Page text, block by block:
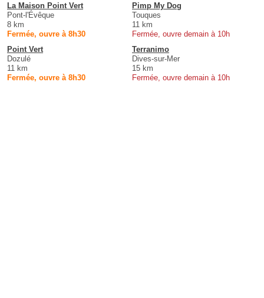
La Maison Point Vert
Pont-l'Évêque
8 km
Fermée, ouvre à 8h30
Pimp My Dog
Touques
11 km
Fermée, ouvre demain à 10h
Point Vert
Dozulé
11 km
Fermée, ouvre à 8h30
Terranimo
Dives-sur-Mer
15 km
Fermée, ouvre demain à 10h